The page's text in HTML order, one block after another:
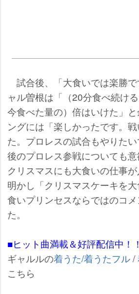
試合後、「大食いでは楽勝
ャル曽根は「（20分食べ続け
今食べた量の）倍はいけた」
ングには「楽しかったです。
た。プロレスの試合もやりた
後のプロレス参戦についても
クリスマスにも大食いの仕事
明かし「クリスマスケーキを
食いプリンセスならではのコ
た。
■ヒット曲満載＆好評配信中！！
ギャルルの着うた/着うたフル/
こちら